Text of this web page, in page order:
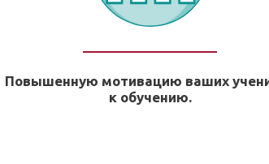
Повышенную мотивацию ваших
к обучению.